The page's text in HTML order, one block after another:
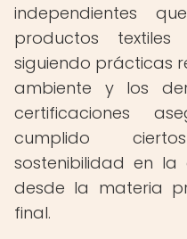
independientes
productos
siguiendo prácticas
ambiente y los
certificaciones
cumplido
sostenibilidad en
desde la materia
final.